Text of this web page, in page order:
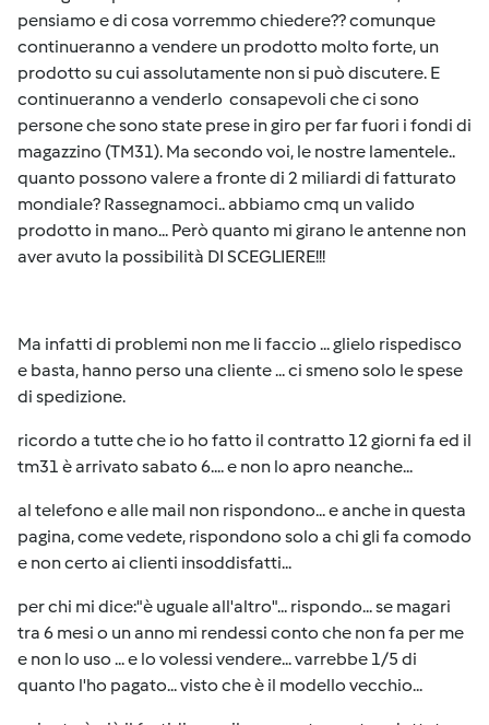
pensiamo e di cosa vorremmo chiedere?? comunque
continueranno a vendere un prodotto molto forte, un
prodotto su cui assolutamente non si può discutere. E
continueranno a venderlo consapevoli che ci sono
persone che sono state prese in giro per far fuori i fondi di
magazzino (TM31). Ma secondo voi, le nostre lamentele..
quanto possono valere a fronte di 2 miliardi di fatturato
mondiale? Rassegnamoci.. abbiamo cmq un valido
prodotto in mano... Però quanto mi girano le antenne non
aver avuto la possibilità DI SCEGLIERE!!!
Ma infatti di problemi non me li faccio ... glielo rispedisco
e basta, hanno perso una cliente ... ci smeno solo le spese
di spedizione.
ricordo a tutte che io ho fatto il contratto 12 giorni fa ed il
tm31 è arrivato sabato 6.... e non lo apro neanche...
al telefono e alle mail non rispondono... e anche in questa
pagina, come vedete, rispondono solo a chi gli fa comodo
e non certo ai clienti insoddisfatti...
per chi mi dice:"è uguale all'altro"... rispondo... se magari
tra 6 mesi o un anno mi rendessi conto che non fa per me
e non lo uso ... e lo volessi vendere... varrebbe 1/5 di
quanto l'ho pagato... visto che è il modello vecchio...